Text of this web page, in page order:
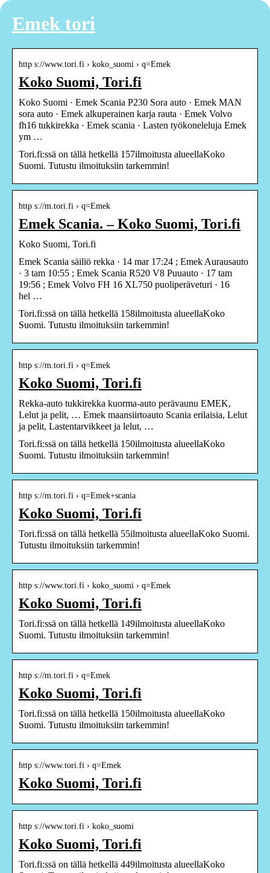
Emek tori
http s://www.tori.fi › koko_suomi › q=Emek
Koko Suomi, Tori.fi
Koko Suomi · Emek Scania P230 Sora auto · Emek MAN
sora auto · Emek alkuperainen karja rauta · Emek Volvo
fh16 tukkirekka · Emek scania · Lasten työkoneleluja Emek
ym …
Tori.fi:ssä on tällä hetkellä 157ilmoitusta alueellaKoko
Suomi. Tutustu ilmoituksiin tarkemmin!
http s://m.tori.fi › q=Emek
Emek Scania. – Koko Suomi, Tori.fi
Koko Suomi, Tori.fi
Emek Scania säiliö rekka · 14 mar 17:24 ; Emek Aurausauto
· 3 tam 10:55 ; Emek Scania R520 V8 Puuauto · 17 tam
19:56 ; Emek Volvo FH 16 XL750 puoliperäveturi · 16
hel …
Tori.fi:ssä on tällä hetkellä 158ilmoitusta alueellaKoko
Suomi. Tutustu ilmoituksiin tarkemmin!
http s://m.tori.fi › q=Emek
Koko Suomi, Tori.fi
Rekka-auto tukkirekka kuorma-auto perävaunu EMEK,
Lelut ja pelit, … Emek maansiirtoauto Scania erilaisia, Lelut
ja pelit, Lastentarvikkeet ja lelut, …
Tori.fi:ssä on tällä hetkellä 150ilmoitusta alueellaKoko
Suomi. Tutustu ilmoituksiin tarkemmin!
http s://m.tori.fi › q=Emek+scania
Koko Suomi, Tori.fi
Tori.fi:ssä on tällä hetkellä 55ilmoitusta alueellaKoko Suomi.
Tutustu ilmoituksiin tarkemmin!
http s://www.tori.fi › koko_suomi › q=Emek
Koko Suomi, Tori.fi
Tori.fi:ssä on tällä hetkellä 149ilmoitusta alueellaKoko
Suomi. Tutustu ilmoituksiin tarkemmin!
http s://m.tori.fi › q=Emek
Koko Suomi, Tori.fi
Tori.fi:ssä on tällä hetkellä 150ilmoitusta alueellaKoko
Suomi. Tutustu ilmoituksiin tarkemmin!
http s://www.tori.fi › q=Emek
Koko Suomi, Tori.fi
http s://www.tori.fi › koko_suomi
Koko Suomi, Tori.fi
Tori.fi:ssä on tällä hetkellä 449ilmoitusta alueellaKoko